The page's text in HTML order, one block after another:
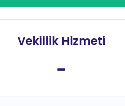
Vekillik Hizmeti
-